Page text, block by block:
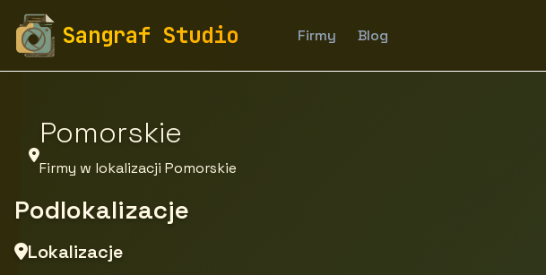
Sangraf Studio Firmy Blog
fototapety-sangraf.pl Firmy
Pomorskie
Firmy w lokalizacji Pomorskie
Podlokalizacje
Lokalizacje